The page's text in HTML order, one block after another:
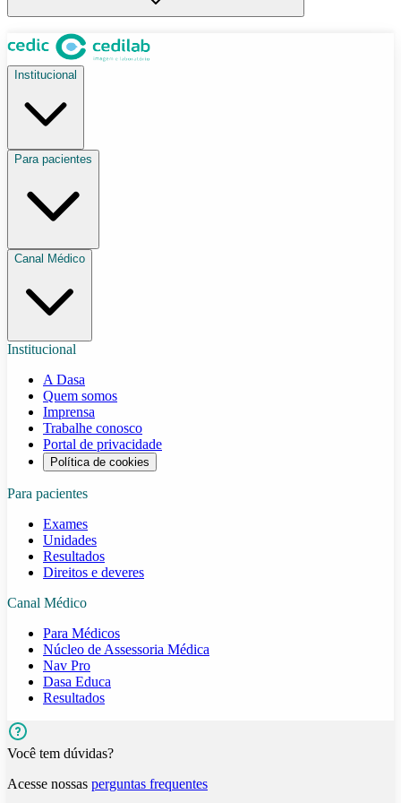
Institucional
Para pacientes
Canal Médico
Institucional
A Dasa
Quem somos
Imprensa
Trabalhe conosco
Portal de privacidade
Política de cookies
Para pacientes
Exames
Unidades
Resultados
Direitos e deveres
Canal Médico
Para Médicos
Núcleo de Assessoria Médica
Nav Pro
Dasa Educa
Resultados
Você tem dúvidas?
Acesse nossas perguntas frequentes